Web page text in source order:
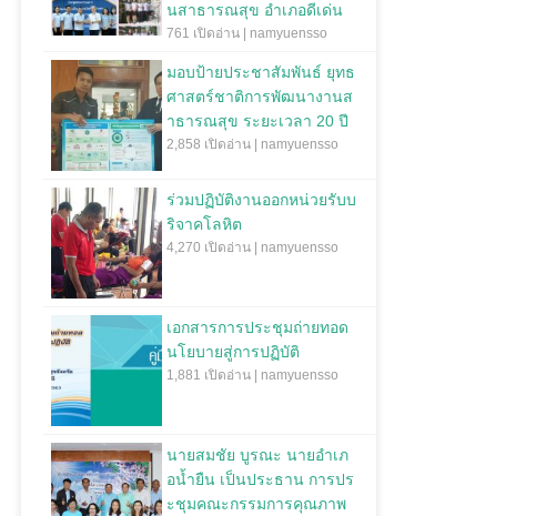
นสาธารณสุข อำเภอดีเด่น
761 เปิดอ่าน | namyuensso
มอบป้ายประชาสัมพันธ์ ยุทธ
ศาสตร์ชาติการพัฒนางานส
าธารณสุข ระยะเวลา 20 ปี
2,858 เปิดอ่าน | namyuensso
ร่วมปฏิบัติงานออกหน่วยรับบ
ริจาคโลหิต
4,270 เปิดอ่าน | namyuensso
เอกสารการประชุมถ่ายทอด
นโยบายสู่การปฏิบัติ
1,881 เปิดอ่าน | namyuensso
นายสมชัย บูรณะ นายอำเภ
อน้ำยืน เป็นประธาน การปร
ะชุมคณะกรรมการคุณภาพ